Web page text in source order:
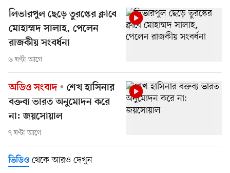
লিভারপুল ছেড়ে তুরস্কের ক্লাবে
মোহাম্মদ সালাহ, পেলেন
রাজকীয় সংবর্ধনা
৬ ঘণ্টা আগে
অডিও সংবাদ
শেখ হাসিনার
বক্তব্য ভারত অনুমোদন করে
না: জয়সোয়াল
৭ ঘণ্টা আগে
ভিডিও থেকে আরও দেখুন